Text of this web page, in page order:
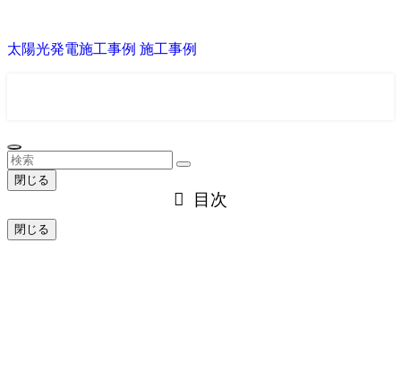
太陽光発電施工事例 施工事例
閉じる
目次
閉じる